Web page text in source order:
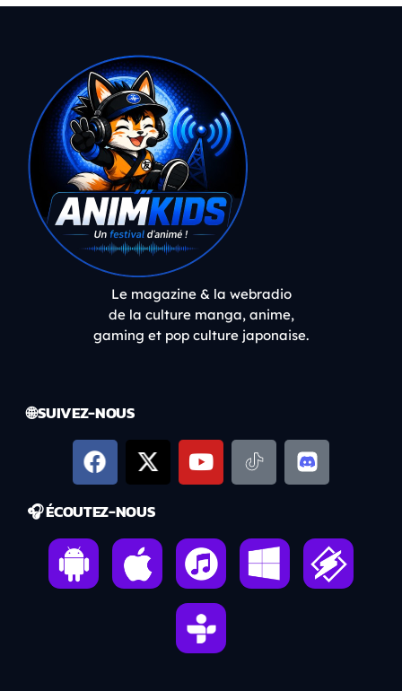
Le magazine & la webradio
de la culture manga, anime,
gaming et pop culture japonaise.
🌐 SUIVEZ-NOUS
🎧 ÉCOUTEZ-NOUS